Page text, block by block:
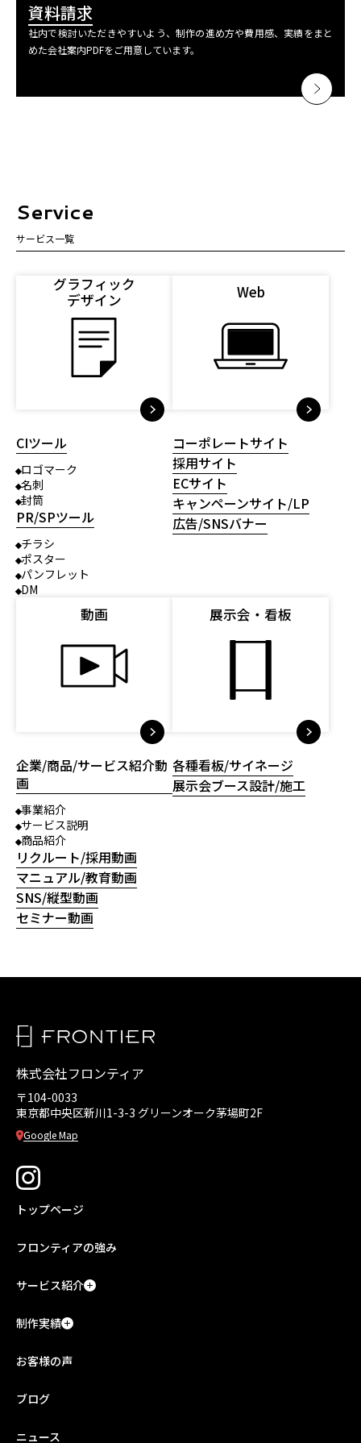
資料請求
社内で検討いただきやすいよう、制作の進め方や費用感、実績をまと
めた会社案内PDFをご用意しています。
Service
サービス一覧
グラフィック
デザイン
CIツール
ロゴマーク
名刺
封筒
PR/SPツール
チラシ
ポスター
パンフレット
DM
Web
コーポレートサイト
採用サイト
ECサイト
キャンペーンサイト/LP
広告/SNSバナー
動画
企業/商品/サービス紹介動
画
事業紹介
サービス説明
商品紹介
リクルート/採用動画
マニュアル/教育動画
SNS/縦型動画
セミナー動画
展示会・看板
各種看板/サイネージ
展示会ブース設計/施工
株式会社フロンティア
〒104-0033
東京都中央区新川1-3-3 グリーンオーク茅場町2F
Google Map
トップページ
フロンティアの強み
サービス紹介
制作実績
お客様の声
ブログ
ニュース